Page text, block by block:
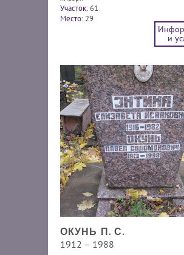
Участок:61
Место: 29
и
ОКУНЬ П. С.
1912 – 1988